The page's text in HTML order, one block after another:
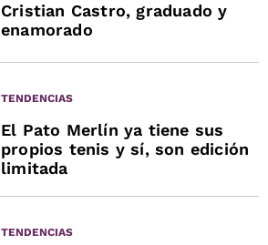
Cristian Castro, graduado y
enamorado
TENDENCIAS
El Pato Merlín ya tiene sus
propios tenis y sí, son edición
limitada
TENDENCIAS